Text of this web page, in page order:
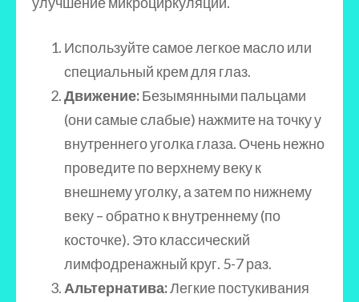
Используйте самое легкое масло или
специальный крем для глаз.
Движение:Безымянными пальцами
(они самые слабые) нажмите на точку у
внутреннего уголка глаза. Очень нежно
проведите по верхнему веку к
внешнему уголку, а затем по нижнему
веку – обратно к внутреннему (по
косточке). Это классический
лимфодренажный круг. 5-7 раз.
Альтернатива:Легкие постукивания